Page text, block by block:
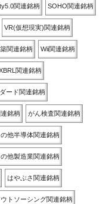
関連銘柄 SOHO関連銘柄
VR(仮想現実)関連銘柄
関連銘柄 Wii関連銘柄
関連銘柄
ード関連銘柄
銘柄 がん検査関連銘柄
の他半導体関連銘柄
の他製造業関連銘柄
はやぶさ関連銘柄
ウトソーシング関連銘柄